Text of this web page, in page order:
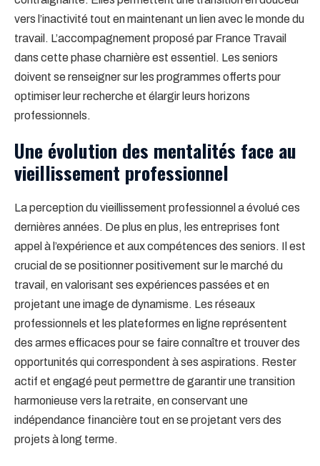
vers l’inactivité tout en maintenant un lien avec le monde du
travail. L’accompagnement proposé par France Travail
dans cette phase charnière est essentiel. Les seniors
doivent se renseigner sur les programmes offerts pour
optimiser leur recherche et élargir leurs horizons
professionnels.
Une évolution des mentalités face au
vieillissement professionnel
La perception du vieillissement professionnel a évolué ces
dernières années. De plus en plus, les entreprises font
appel à l’expérience et aux compétences des seniors. Il est
crucial de se positionner positivement sur le marché du
travail, en valorisant ses expériences passées et en
projetant une image de dynamisme. Les réseaux
professionnels et les plateformes en ligne représentent
des armes efficaces pour se faire connaître et trouver des
opportunités qui correspondent à ses aspirations. Rester
actif et engagé peut permettre de garantir une transition
harmonieuse vers la retraite, en conservant une
indépendance financière tout en se projetant vers des
projets à long terme.